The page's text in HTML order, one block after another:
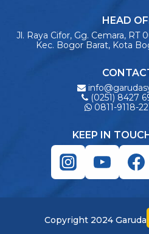
HEAD
Jl. Raya Cifor, Gg. Cemara, RT
Kec. Bogor Barat, Kota
(0251) 8427
0811-9118-
KEEP IN
Copyright 2024